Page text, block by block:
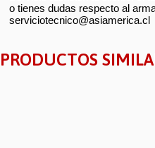
o tienes dudas respecto al
serviciotecnico@asiamerica.cl
PRODUCTOS